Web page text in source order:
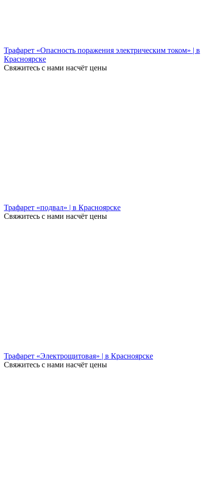
Трафарет «Опасность поражения электрическим током» | в
Красноярске
Свяжитесь с нами насчёт цены
Трафарет «подвал» | в Красноярске
Свяжитесь с нами насчёт цены
Трафарет «Электрощитовая» | в Красноярске
Свяжитесь с нами насчёт цены